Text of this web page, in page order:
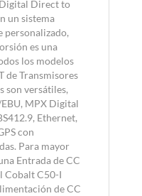
Direct to
un sistema
personalizado,
es una
los modelos
de Transmisores
son versátiles,
MPX Digital
Ethernet,
con
Para mayor
Entrada de CC
Cobalt C50-I
de CC